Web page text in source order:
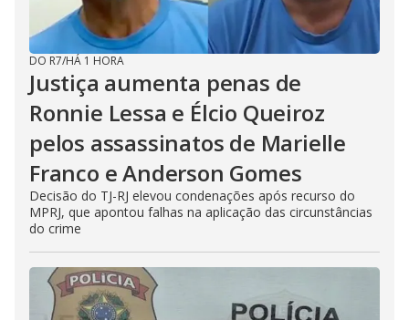
DO R7/HÁ 1 HORA
Justiça aumenta penas de
Ronnie Lessa e Élcio Queiroz
pelos assassinatos de Marielle
Franco e Anderson Gomes
Decisão do TJ-RJ elevou condenações após recurso do
MPRJ, que apontou falhas na aplicação das circunstâncias
do crime